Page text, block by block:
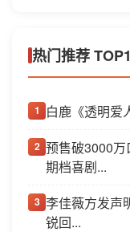
热门推荐
1 白鹿《透明爱
2 预售破3000
期档喜剧...
3 李佳薇方发声
锐回...